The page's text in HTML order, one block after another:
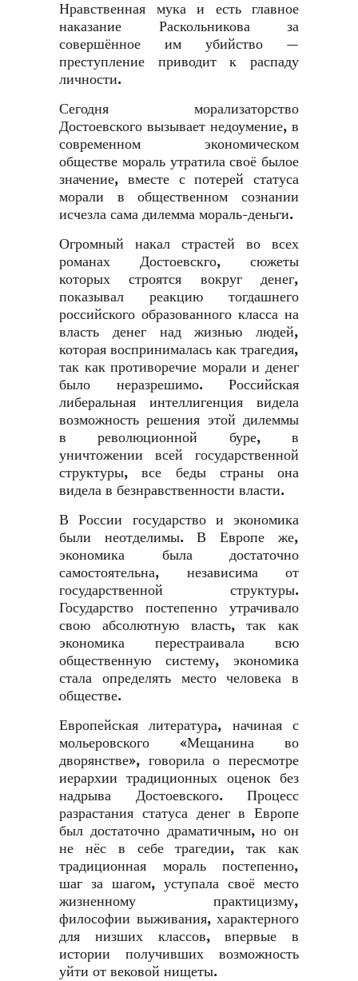
Нравственная мука и есть главное
наказание Раскольникова за
совершённое им убийство —
преступление приводит к распаду
личности.
Сегодня морализаторство
Достоевского вызывает недоумение, в
современном экономическом
обществе мораль утратила своё былое
значение, вместе с потерей статуса
морали в общественном сознании
исчезла сама дилемма мораль-деньги.
Огромный накал страстей во всех
романах Достоевск­го, сюжеты
которых строятся вокруг денег,
показывал реакцию тогдашнего
российского образованного класса на
власть денег над жизнью людей,
которая воспринималась как трагедия,
так как противоречие морали и денег
было неразрешимо. Российская
либеральная интеллигенция видела
возможность решения этой дилеммы
в революционной буре, в
уничтожении всей государственной
структуры, все беды страны она
видела в безнравственности власти.
В России государство и экономика
были неотделимы. В Европе же,
экономика была достаточно
самостоятельна, независима от
государственной структуры.
Государство постепенно утрачивало
свою абсолютную власть, так как
экономика перестраивала всю
общественную систему, экономика
стала определять место человека в
обществе.
Европейская литература, начиная с
мольеровского «Мещанина во
дворянстве», говорила о пересмотре
иерархии традиционных оценок без
надрыва Достоевского. Процесс
разрастания статуса денег в Европе
был достаточно драматичным, но он
не нёс в себе трагедии, так как
традиционная мораль постепенно,
шаг за шагом, уступала своё место
жизненному практицизму,
философии выживания, характерного
для низших классов, впервые в
истории получивших возможность
уйти от вековой нищеты.